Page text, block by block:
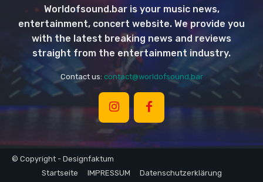
Worldofsound.bar is your music news,
entertainment, concert website. We provide you
with the latest breaking news and reviews
straight from the entertainment industry.
Contact us: contact@worldofsound.bar
© Copyright - Designfaktum
Startseite
IMPRESSUM Datenschutzerklärung